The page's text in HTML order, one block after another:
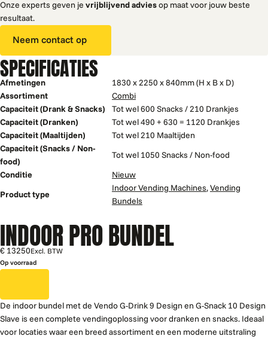
Onze experts geven je vrijblijvend adviesop maat voor jouw beste
resultaat.
Neem contact op
SPECIFICATIES
Afmetingen
1830 x 2250 x 840mm (H x B x D)
Assortiment
Combi
Capaciteit (Drank & Snacks)
Tot wel 600 Snacks / 210 Drankjes
Capaciteit (Dranken)
Tot wel 490 + 630 = 1120 Drankjes
Capaciteit (Maaltijden)
Tot wel 210 Maaltijden
Capaciteit (Snacks / Non-
food)
Tot wel 1050 Snacks / Non-food
Conditie
Nieuw
Product type
Indoor Vending Machines,Vending
Bundels
INDOOR PRO BUNDEL
€ 13250Excl. BTW
Op voorraad
De indoor bundel met de Vendo G-Drink 9 Design en G-Snack 10 Design
Slave is een complete vendingoplossing voor dranken en snacks. Ideaal
voor locaties waar een breed assortiment en een moderne uitstraling